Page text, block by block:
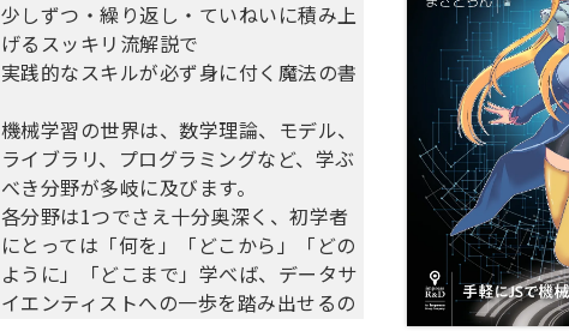
サンプルコードはGitHubよりダウンロ
ード可能です。
少しずつ・繰り返し・ていねいに積み上
げるスッキリ流解説で
実践的なスキルが必ず身に付く魔法の書
機械学習の世界は、数学理論、モデル、
ライブラリ、プログラミングなど、学ぶ
べき分野が多岐に及びます。
各分野は1つでさえ十分奥深く、初学者
にとっては「何を」「どこから」「どの
ように」「どこまで」学べば、データサ
イエンティストへの一歩を踏み出せるの